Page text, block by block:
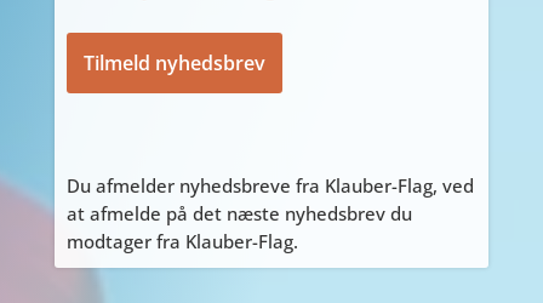
Du afmelder nyhedsbreve fra Klauber-Flag, ved
at afmelde på det næste nyhedsbrev du
modtager fra Klauber-Flag.